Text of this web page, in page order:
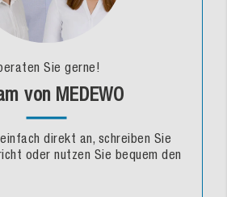
Sie gerne!
von MEDEWO
direkt an, schreiben Sie
oder nutzen Sie bequem den